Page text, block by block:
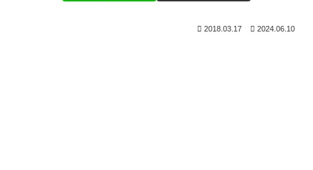
2018.03.17 2024.06.10